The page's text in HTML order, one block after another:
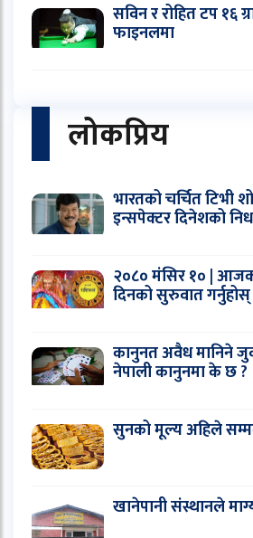
सविन र रोहित टप १६
फाइनलमा
लोकप्रिय
भारतको चर्चित टिभी
इन्सपेक्टर दिनेशको
२०८० मंसिर १० |
दिनको सुरुवात गर्नुहोस्
कानुनत अवैध मानिने
नेपाली कानुनमा के छ ?
सुनको मूल्य अहिले
खानेपानी संस्थानले